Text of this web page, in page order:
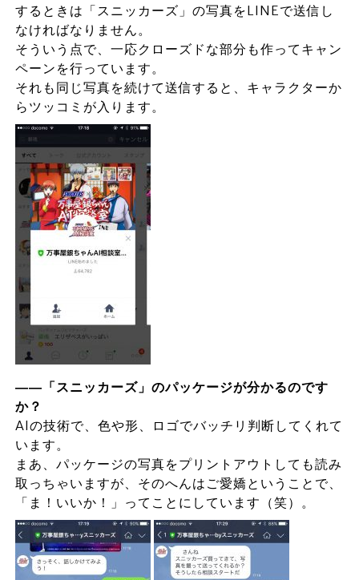
するときは「スニッカーズ」の写真をLINEで送信し
なければなりません。
そういう点で、一応クローズドな部分も作ってキャン
ペーンを行っています。
それも同じ写真を続けて送信すると、キャラクターか
らツッコミが入ります。
――「スニッカーズ」のパッケージが分かるのです
か？
AIの技術で、色や形、ロゴでバッチリ判断してくれて
います。
まあ、パッケージの写真をプリントアウトしても読み
取っちゃいますが、そのへんはご愛嬌ということで、
「ま！いいか！」ってことにしています（笑）。